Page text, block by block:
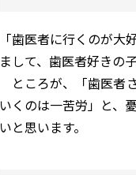
「歯医者に行くのが大
まして、歯医者好きの
ところが、「歯医者
いくのは一苦労」と、
いと思います。